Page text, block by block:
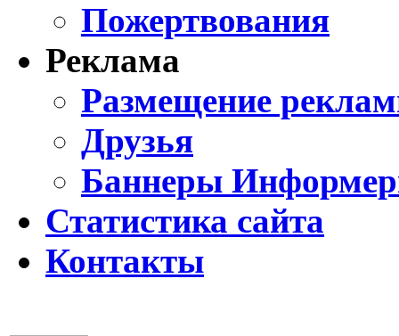
Пожертвования
Реклама
Размещение
Друзья
Баннеры
Статистика сайта
Контакты